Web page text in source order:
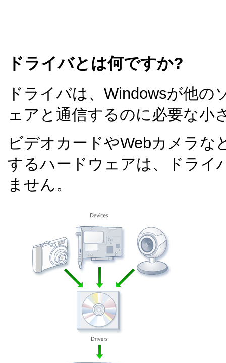
ドライバとは何ですか?
ドライバは、Windowsが他の
ェアと通信するのに必要な小
ビデオカードやWebカメラな
するハードウェアは、ドライ
ません。